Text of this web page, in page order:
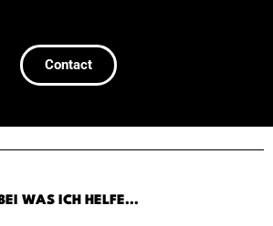
Contact
WAS ICH HELFE...